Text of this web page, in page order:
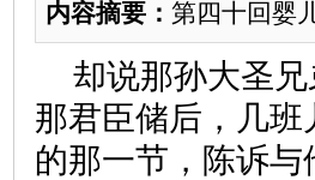
内容摘要： 第四十回婴
却说那孙大圣
那君臣储后，几
的那一节，陈诉